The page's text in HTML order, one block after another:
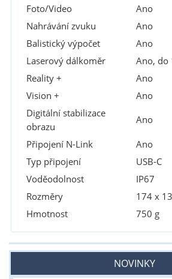
Foto/Video
Ano
Nahrávání zvuku
Ano
Balistický výpočet
Ano
Laserový dálkoměr
Ano, do
Reality +
Ano
Vision +
Ano
Digitální stabilizace
obrazu
Ano
Připojení N-Link
Ano
Typ připojení
USB-C
Voděodolnost
IP67
Rozměry
174 x
Hmotnost
750 g
NOVINKY